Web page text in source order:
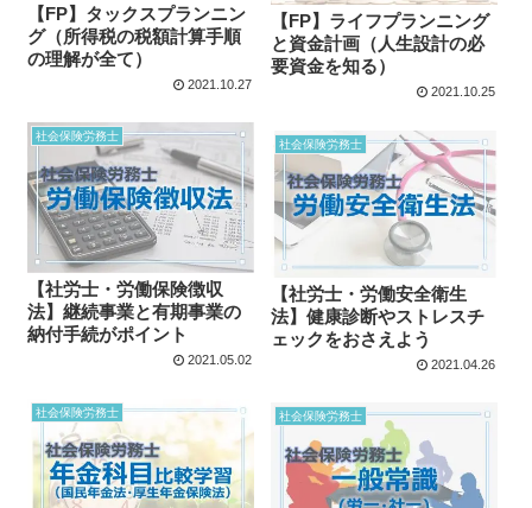
【FP】タックスプランニン
グ（所得税の税額計算手順
の理解が全て）
2021.10.27
【FP】ライフプランニング
と資金計画（人生設計の必
要資金を知る）
2021.10.25
社会保険労務士
【社労士・労働保険徴収
法】継続事業と有期事業の
納付手続がポイント
2021.05.02
社会保険労務士
【社労士・労働安全衛生
法】健康診断やストレスチ
ェックをおさえよう
2021.04.26
社会保険労務士 社会保険労務士